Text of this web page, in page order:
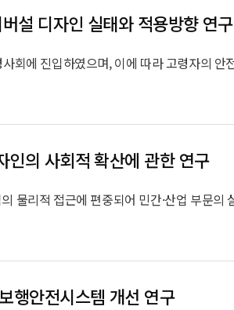
설 디자인 실태와 적용방향 연구
인의 사회적 확산에 관한 연구
행안전시스템 개선 연구